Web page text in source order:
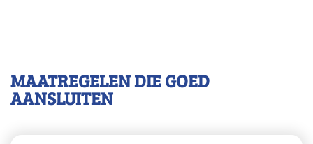
MAATREGELEN DIE GOED
AANSLUITEN